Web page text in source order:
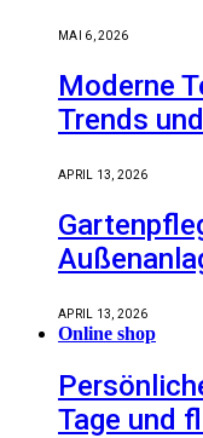
MAI 6, 2026
Moderne
Trends
APRIL 13, 2026
APRIL 13, 2026
Online shop
Tage und